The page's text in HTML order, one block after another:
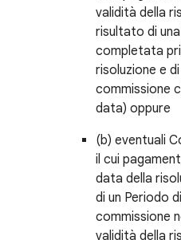
validità della
risultato di
completata
risoluzione e
commissione
data) oppure
(b) eventuali
il cui
data della
di un Periodo
commissione
validità della